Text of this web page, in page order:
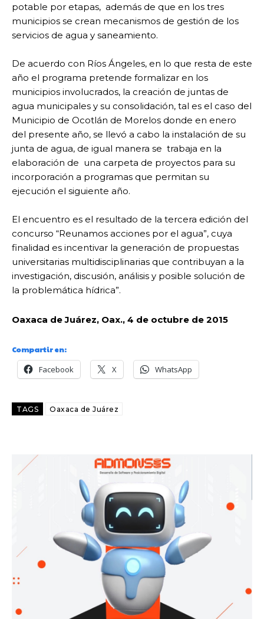
potable por etapas, además de que en los tres
municipios se crean mecanismos de gestión de los
servicios de agua y saneamiento.
De acuerdo con Ríos Ángeles, en lo que resta de este
año el programa pretende formalizar en los
municipios involucrados, la creación de juntas de
agua municipales y su consolidación, tal es el caso del
Municipio de Ocotlán de Morelos donde en enero
del presente año, se llevó a cabo la instalación de su
junta de agua, de igual manera se trabaja en la
elaboración de una carpeta de proyectos para su
incorporación a programas que permitan su
ejecución el siguiente año.
El encuentro es el resultado de la tercera edición del
concurso “Reunamos acciones por el agua”, cuya
finalidad es incentivar la generación de propuestas
universitarias multidisciplinarias que contribuyan a la
investigación, discusión, análisis y posible solución de
la problemática hídrica”.
Oaxaca de Juárez, Oax., 4 de octubre de 2015
Compartir en:
Facebook X WhatsApp
TAGS Oaxaca de Juárez